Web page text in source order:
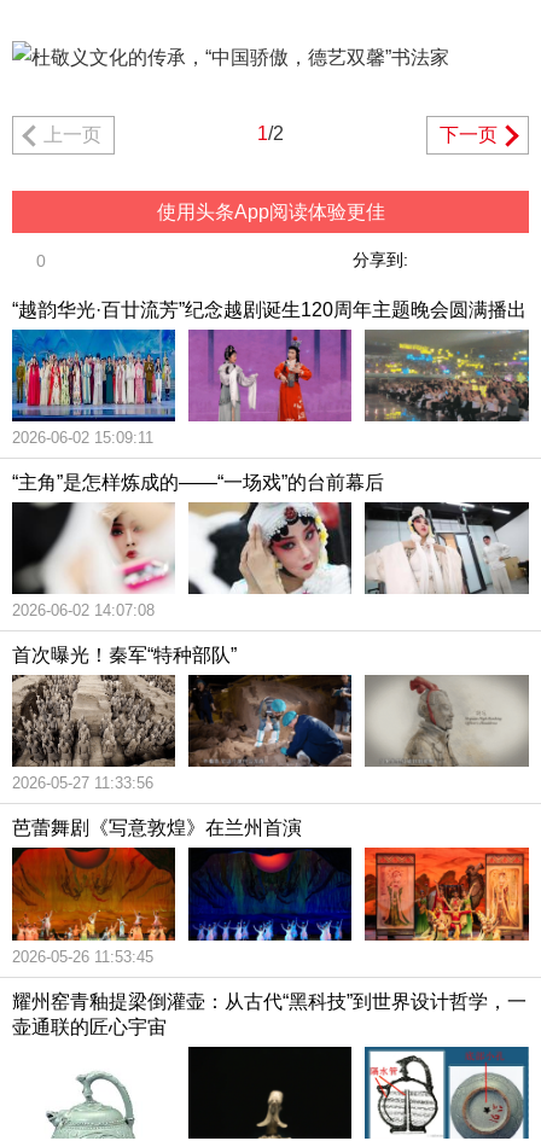
上一页 1/2 下一页
使用头条App阅读体验更佳
分享到:
0
“越韵华光·百廿流芳”纪念越剧诞生120周年主题晚会圆满播出
2026-06-02 15:09:11
“主角”是怎样炼成的——“一场戏”的台前幕后
2026-06-02 14:07:08
首次曝光！秦军“特种部队”
2026-05-27 11:33:56
芭蕾舞剧《写意敦煌》在兰州首演
2026-05-26 11:53:45
耀州窑青釉提梁倒灌壶：从古代“黑科技”到世界设计哲学，一
壶通联的匠心宇宙